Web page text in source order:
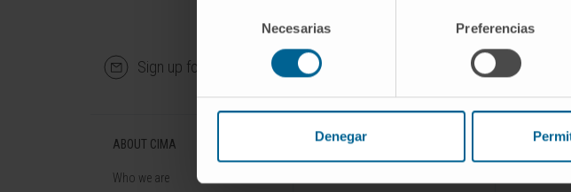
consentimiento
Necesarias Preferencias
Denegar
Sign up for our newsletter
ABOUT CIMA
Who we are
DISEASES